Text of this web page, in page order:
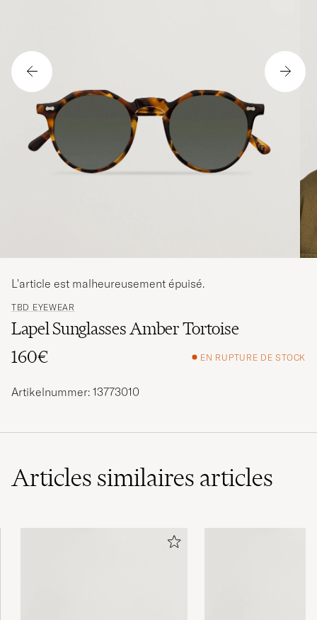
TBD EYEWEAR
Lapel Sunglasses Amber Tortoise
160€
EN RUPTURE DE STOCK
L'article est malheureusement épuisé.
Artikelnummer: 13773010
Articles similaires articles